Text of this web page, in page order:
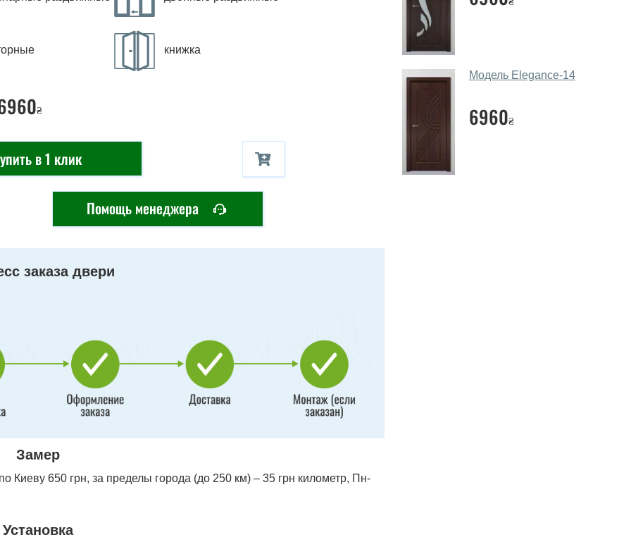
книжка
₴
в 1 клик
Помощь менеджера
заказа двери
Замер
Киеву 650 грн, за пределы города (до 250 км) – 35 грн километр, Пн-
Установка
Модель Elegance-14
6960₴